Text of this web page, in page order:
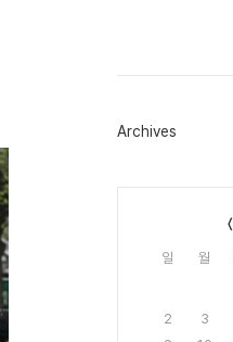
그
Archives
일 월
2
3